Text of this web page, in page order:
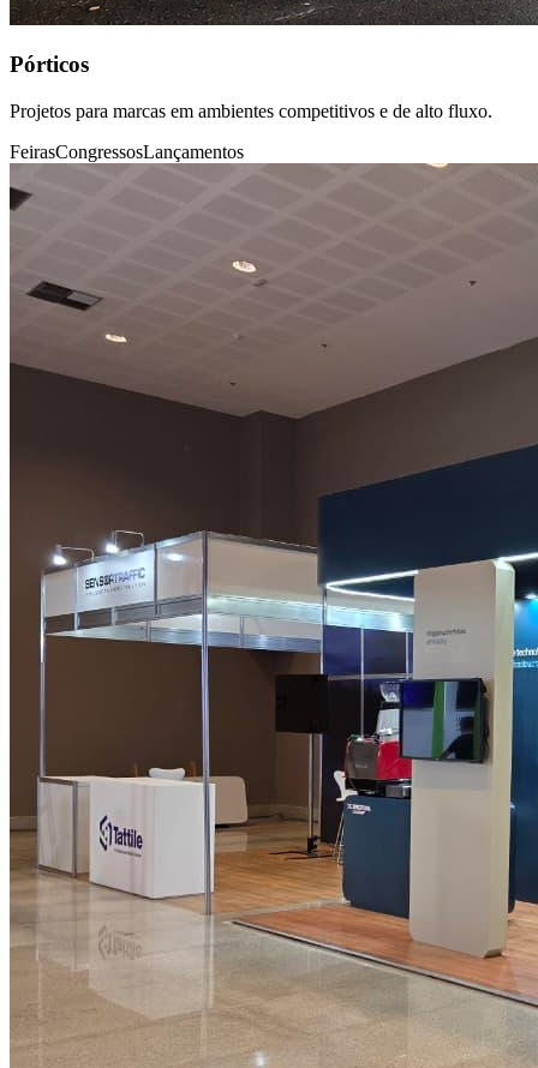
Pórticos
Projetos para marcas em ambientes competitivos e de alto fluxo.
FeirasCongressosLançamentos